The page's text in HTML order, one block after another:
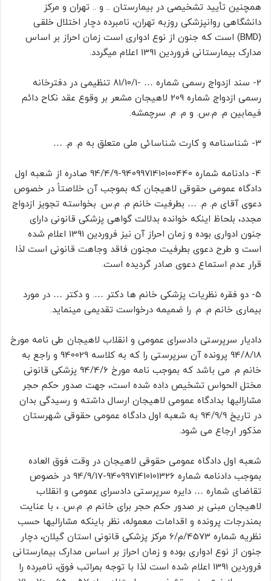
همچنین تأیید تشخیصی در بیمارستان .. و .. تهران و مرکز
دانشگاهی روانپزشکی روزبه تهران، نامبرده دچار اختلال خلقی
(BMD) است که جنون از نوع ادواری است زمان احراز بر اساس
مدارک بیمارستانی فروردین 1391 اعلام میگردد.
2- سند ازدواج رسمی شماره … -81/10/1 تنظیمی در دفترخانه
رسمی ازدواج شماره 209 لاهیجان مشعر بر وقوع عقد نکاح دائم
فیمابین م. م.س. و م. م. سرچمشه.
3- شناسنامه و کارت شناسائی ملی متعلق به م. م. …
4- دادنامه شماره 9409971410100440-94/4/9 صادره از شعبه اول
دادگاه عمومی حقوقی لاهیجان که بموجب آن خلاصتاً در خصوص
دعوی آقای م. م. … بطرفیت خانم م. م.س. بخواسته تجویز ازدواج
مجدد، بلحاظ اینکه خوانده بدلالت گواهی پزشکی قانونی دارای
جنون ادواری بوده و زمان احراز آن نیز فروردین 1391 اعلام شده
است و طرح دعوی بطرفیت مجنون فاقد وجاهت قانونی است لذا
قرار عدم استماع دعوی صادر گردیده است.
5- دو فقره نظریات پزشکی خانم ها دکتر …. و دکتر … در مورد
بیماری خانم م. م. را ضمیمه درخواست تقدیمی مینماید.
دادیار سرپرستی دادسرای عمومی و انقلاب لاهیجان طی نامه مورخ
94/8/18 پرونده آن سرپرستی را که به کلاسه 940029 و راجع به
خانم م. می باشد که بموجب نامه مورخ 94/4/6 پزشکی قانونی
مختل الحواس تشخیص داده شده است، جهت صدور حکم حجر
مشارالیها بدادگاه عمومی لاهیجان ارسال داشته و رسیدگی بدان
در تاریخ 94/9/9 به شعبه اول دادگاه عمومی حقوقی شهرستان
مذکور ارجاع می شود.
شعبه اول دادگاه عمومی حقوقی لاهیجان در وقت فوق العاده
بموجب دادنامه شماره 9409971410101326-94/9/17 در خصوص
تقاضای شماره … دایره سرپرستی دادسرای عمومی و انقلاب
لاهیجان مبنی بر صدور حکم حجر برای خانم م. م.س. ، با عنایت
بمندرجات پرونده و اقدامات معموله، نظر باینکه مشارالیها حسب
نظریه شماره 4573/م/6 مرکز پزشکی قانونی استان گیلان، دچار
جنون از نوع ادواری بوده و زمان احراز بر اساس مدارک بیمارستانی
فروردین 1391 اعلام شده است لذا با توجه بمراتب فوق، نامبرده را